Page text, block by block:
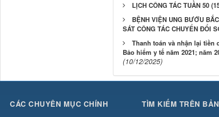
LỊCH CÔNG TÁC TUẦN 50
BỆNH VIỆN UNG BƯỚU
SÁT CÔNG TÁC CHUYỂN ĐỔI
Thanh toán và nhận lại
Bảo hiểm y tế năm 2021; năm
(10/12/2025)
CÁC CHUYÊN MỤC CHÍNH TÌM KIẾM TRÊN